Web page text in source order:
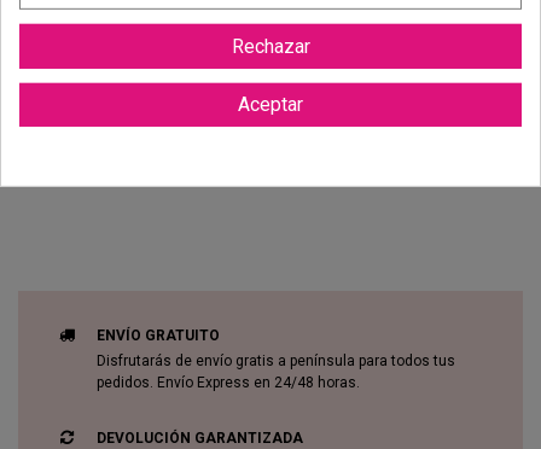
ENVÍO GRATUITO
Disfrutarás de envío gratis a península para todos tus
pedidos. Envío Express en 24/48 horas.
DEVOLUCIÓN GARANTIZADA
Rechazar
Aceptar